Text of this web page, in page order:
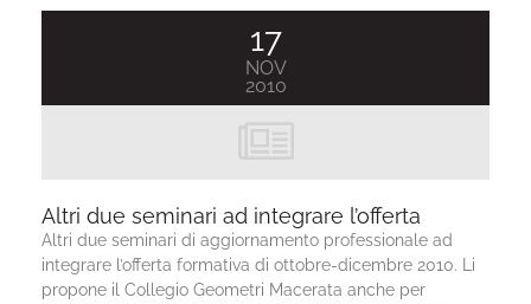
Altri due seminari ad integrare l’offerta
Altri due seminari di aggiornamento professionale ad
integrare l’offerta formativa di ottobre-dicembre 2010. Li
propone il Collegio Geometri Macerata anche per
17
NOV
2010